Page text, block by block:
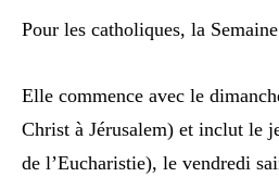
Pour les catholiques, la
Elle commence avec le
Christ à Jérusalem) et inclut le
de l’Eucharistie), le vendredi